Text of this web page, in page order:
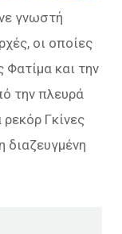
γνωστή
οι οποίες
Φατίμα και την
την πλευρά
Γκίνες
διαζευγμένη